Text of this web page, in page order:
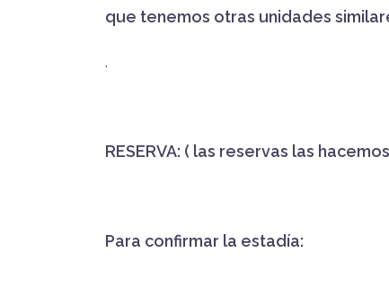
que tenemos otras unidades
.
RESERVA: ( las reservas las
Para confirmar la estadía: